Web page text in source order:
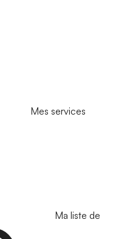
Mes services
Ma liste de